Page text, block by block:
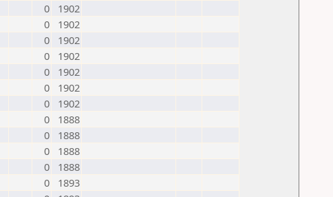
0
1902
0
1902
0
1902
0
1902
0
1902
0
1902
0
1902
0
1888
0
1888
0
1888
0
1888
0
1893